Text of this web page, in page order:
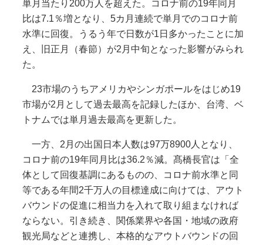
単月当たり200万人を超えた。コロナ前の19年同月
比は7.1％増となり、5カ月連続で単月でのコロナ前
水準に回復。うるう年で日数が1日多かったことに加
え、旧正月（春節）が2月中旬となった影響がみられ
た。
23市場のうちアメリカやシンガポールをはじめ19
市場が2月として過去最高を記録したほか、台湾、ベ
トナムでは単月過去最高を更新した。
一方、2月の出国日本人数は97万8900人となり、
コロナ前の19年同月比は36.2％減。髙橋長官は「全
体として回復基調にあるものの、コロナ前水準と同
等である年間2千万人の目標達成に向けては、アウト
バウンドの促進に相当力を入れて取り組まなければ
ならない。引き続き、関係業界や各国・地域の政府
観光局などと連携し、本格的なアウトバウンドの回